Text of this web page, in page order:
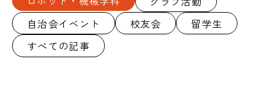
自治会イベント
校友会
留学生
すべての記事